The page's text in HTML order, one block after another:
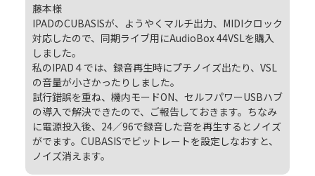
藤本様
IPADのCUBASISが、ようやくマルチ出力、MIDIクロック
対応したので、同期ライブ用にAudioBox 44VSLを購入
しました。
私のIPAD４では、録音再生時にプチノイズ出たり、VSL
の音量が小さかったりしました。
試行錯誤を重ね、機内モードON、セルフパワーUSBハブ
の導入で解決できたので、ご報告しておきます。ちなみ
に電源投入後、24／96で録音した音を再生するとノイズ
がでます。CUBASISでビットレートを設定しなおすと、
ノイズ消えます。